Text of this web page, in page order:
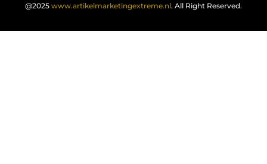
@2025 www.artikelmarketingextreme.nl. All Right Reserved.